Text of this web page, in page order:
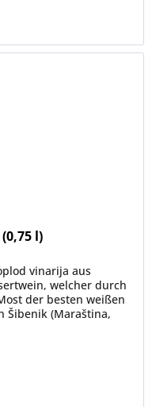
l)
vinarija aus
welcher durch
der besten weißen
Šibenik (Maraština,